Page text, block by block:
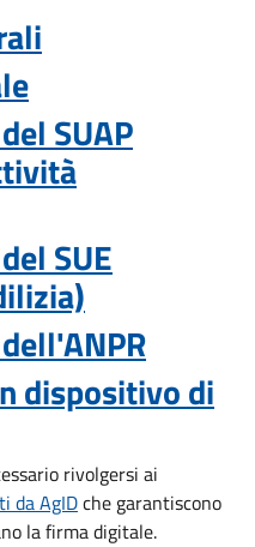
SUAP
SUE
dispositivo di
rivolgersi ai
da AgIDche garantiscono
la firma digitale.